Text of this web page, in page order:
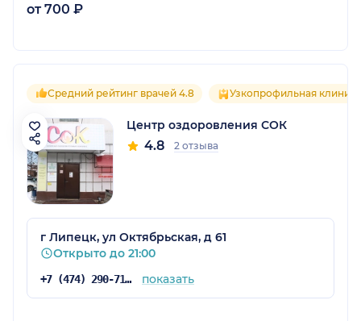
от 700 ₽
Средний рейтинг врачей 4.8 Узкопрофильная клиника
Центр оздоровления СОК
4.8 2 отзыва
г Липецк, ул Октябрьская, д 61
Открыто до 21:00
+7 (474) 290-71-11 показать